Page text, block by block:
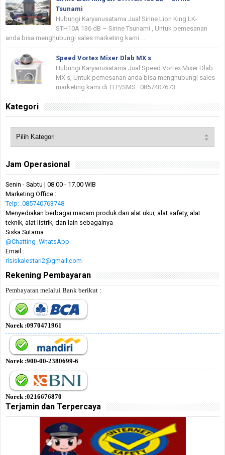
Tsunami
Hubungi Karyanusatama Jual Sirine Lion King LK-
STH10A 136 dB – Sirine Tsunami , Untuk pemesanan
anda bisa menghubungi sales marketing kami ...
Speed Vortex Mixer Dlab MX s
Hubungi Karyanusatama Jual Speed Vortex Mixer Dlab
MX s, Untuk pemesanan anda bisa menghubungi sales
marketing kami di TLP/SMS : 0857407673...
Kategori
Jam Operasional
Senin - Sabtu | 08.00 - 17.00 WIB
Marketing Office :
Telp:_085740763748
Menyediakan berbagai macam produk dari alat ukur, alat safety, alat
teknik, alat listrik, dan lain sebagainya
Siska Sutama
@Chatting_WhatsApp
Email :
risiskalestari2@gmail.com
Rekening Pembayaran
Pembayaran melalui Bank berikut :
Norek :0970471961
Norek :900-00-2380699-6
Norek :0216676870
Terjamin dan Terpercaya